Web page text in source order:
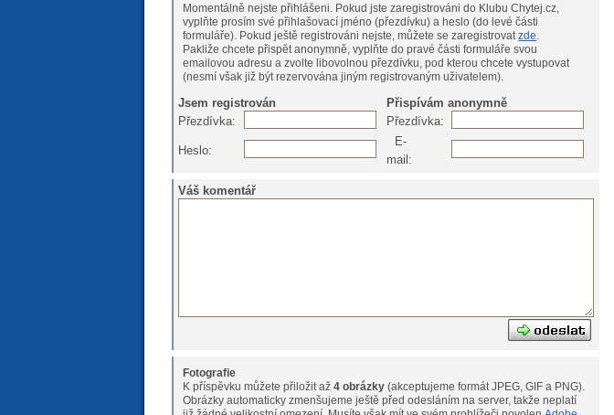
Momentálně nejste přihlášeni. Pokud jste zaregistrováni do Klubu Chytej.cz,
vyplňte prosím své přihlašovací jméno (přezdívku) a heslo (do levé části
formuláře). Pokud ještě registrováni nejste, můžete se zaregistrovatzde.
Pakliže chcete přispět anonymně, vyplňte do pravé části formuláře svou
emailovou adresu a zvolte libovolnou přezdívku, pod kterou chcete vystupovat
(nesmí však již být rezervována jiným registrovaným uživatelem).
Jsem registrován
Přispívám anonymně
Přezdívka:
Přezdívka:
Heslo:
E-
mail:
Váš komentář
Fotografie
K příspěvku můžete přiložit až4 obrázky (akceptujeme formát JPEG, GIF a PNG).
Obrázky automaticky zmenšujeme ještě před odesláním na server, takže neplatí